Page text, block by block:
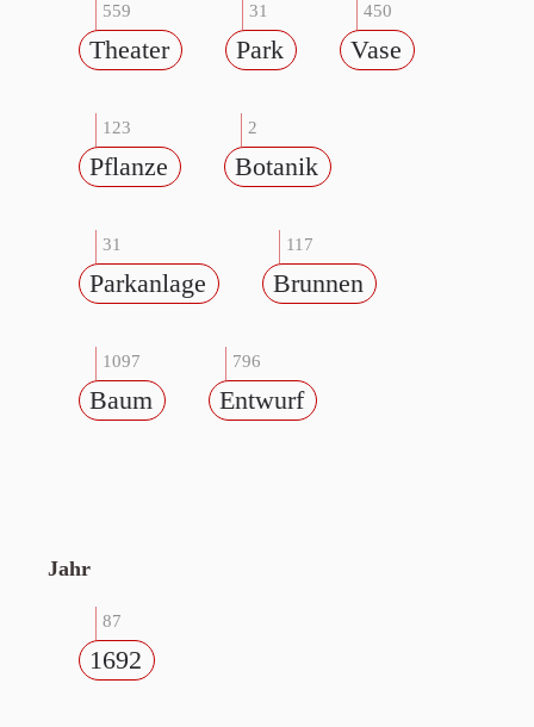
559
Theater
31
Park
450
Vase
123
Pflanze
2
Botanik
31
Parkanlage
117
Brunnen
1097
Baum
796
Entwurf
Jahr
87
1692